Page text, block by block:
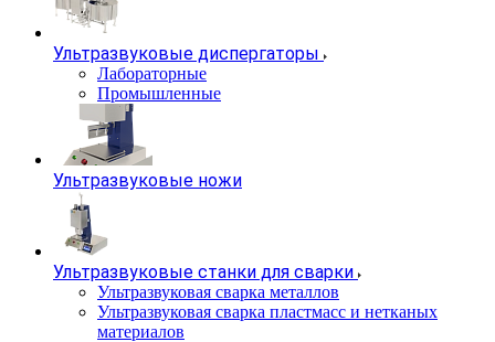
Ультразвуковые диспергаторы
Лабораторные
Промышленные
Ультразвуковые ножи
Ультразвуковые станки для сварки
Ультразвуковая сварка металлов
Ультразвуковая сварка пластмасс и нетканых
материалов